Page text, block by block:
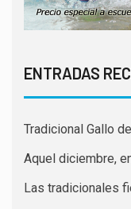
ENTRADAS
Tradicional Gallo
Aquel diciembre,
Las tradicionales